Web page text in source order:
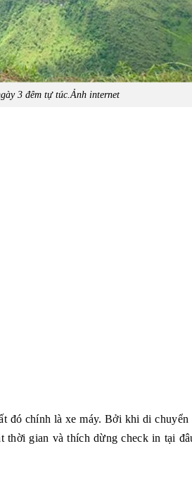
3 đêm tự túc.Ảnh internet
đó chính là xe máy. Bởi khi di chuyển
thời gian và thích dừng check in tại